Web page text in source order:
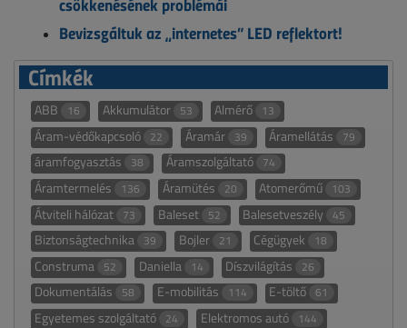
csökkenésének problémái
Bevizsgáltuk az „internetes” LED reflektort!
Címkék
ABB 16 Akkumulátor 53 Almérő 13
Áram-védőkapcsoló 22 Áramár 39 Áramellátás 79
áramfogyasztás 38 Áramszolgáltató 74
Áramtermelés 136 Áramütés 20 Atomerőmű 103
Átviteli hálózat 73 Baleset 52 Balesetveszély 45
Biztonságtechnika 39 Bojler 21 Cégügyek 18
Construma 52 Daniella 14 Díszvilágítás 26
Dokumentálás 58 E-mobilitás 114 E-töltő 61
Egyetemes szolgáltató 24 Elektromos autó 144